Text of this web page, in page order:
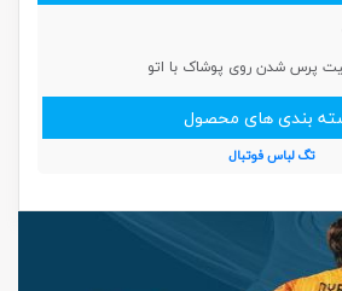
پرس شدن روی پوشاک با اتو
بندی های محصول
تگ لباس فوتبال